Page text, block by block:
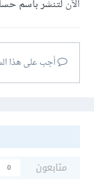
الآنلتنشر باسم
أجب على هذا
متابعون
0